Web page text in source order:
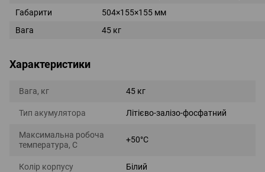
Габарити
504×155×155 мм
Вага
45 кг
Характеристики
Вага, кг 45 кг
Тип акумулятора Літієво-залізо-фосфатний
Максимальна робоча
температура, С
+50°С
Колір корпусу Білий